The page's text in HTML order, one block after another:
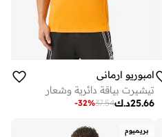
امبوريو ارماني
تيشيرت بياقة دائرية وشعار
د.ك25.66
37.54
-32%
بريميوم